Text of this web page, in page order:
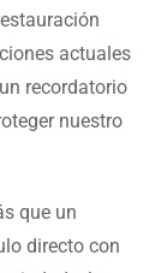
actuales
recordatorio
nuestro
que un
directo con